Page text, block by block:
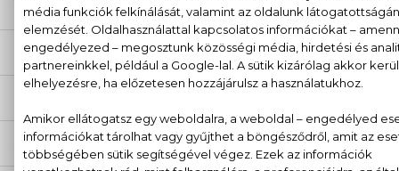
LEÍRÁS
SZÁLLÍTÁS